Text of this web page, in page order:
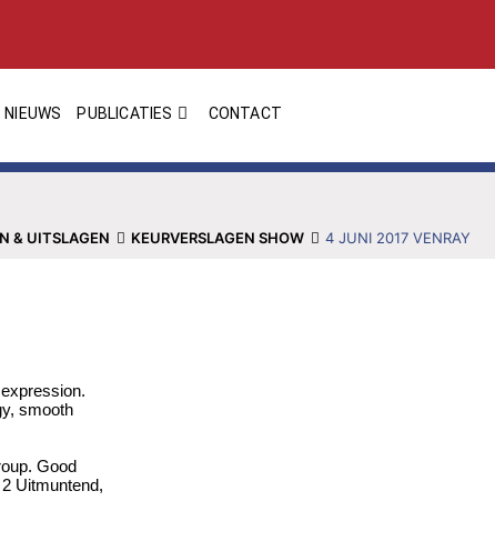
NIEUWS PUBLICATIES CONTACT
& UITSLAGEN KEURVERSLAGEN SHOW 4 JUNI 2017 VENRAY
smooth
Good
Uitmuntend,